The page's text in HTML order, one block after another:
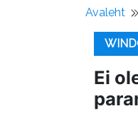
Avaleht
Ei